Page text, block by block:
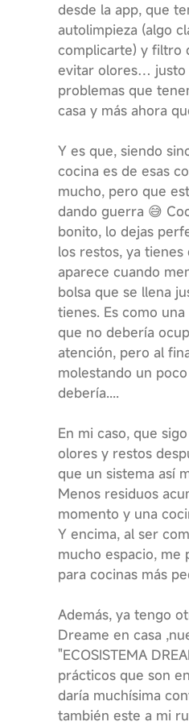
desde la app, que
autolimpieza (algo
complicarte) y filtro
evitar olores… justo
problemas que
casa y más ahora
Y es que, siendo
cocina es de esas
mucho, pero que
dando guerra 😅
bonito, lo dejas
los restos, ya
aparece cuando
bolsa que se llena
tienes. Es como
que no debería
atención, pero al
molestando un
debería....
En mi caso, que
olores y restos
que un sistema así
Menos residuos
momento y una
Y encima, al ser
mucho espacio, me
para cocinas más
Además, ya tengo
Dreame en casa
"ECOSISTEMA
prácticos que son
daría muchísima
también este a mi